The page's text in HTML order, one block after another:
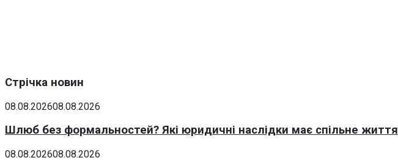
Стрічка новин
08.08.202608.08.2026
Шлюб без формальностей? Які юридичні наслідки має спільне життя
08.08.202608.08.2026